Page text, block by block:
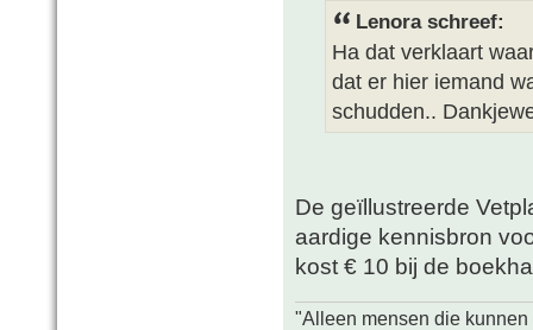
Lenora schreef:
Ha dat verklaart
dat er hier iemand
schudden..
De geïllustreerde
aardige kennisbron
kost € 10 bij de
"Alleen mensen die